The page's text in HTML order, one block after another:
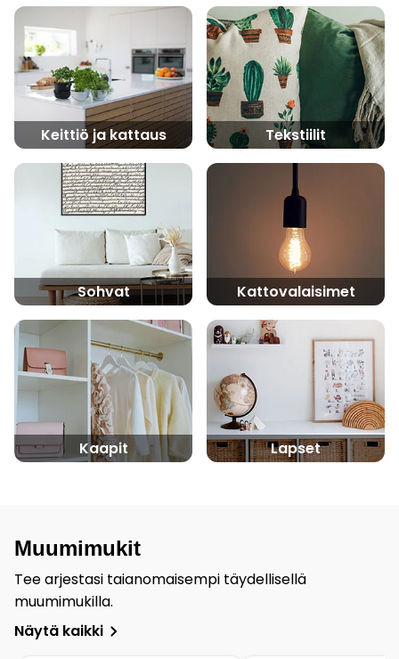
Keittiö ja kattaus Tekstiilit
Sohvat Kattovalaisimet
Kaapit Lapset
Muumimukit
Tee arjestasi taianomaisempi täydellisellä
muumimukilla.
Näytä kaikki